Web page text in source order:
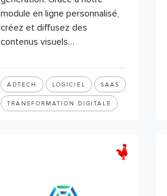
module en ligne personnalisé,
créez et diffusez des
contenus visuels…
ADTECH LOGICIEL SAAS
TRANSFORMATION DIGITALE